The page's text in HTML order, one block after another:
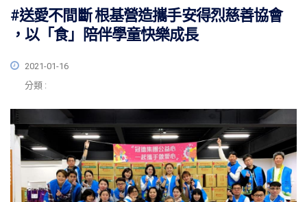
#送愛不間斷 根基營造攜手安得烈慈善協會
，以「食」陪伴學童快樂成長
2021-01-16
分類 :